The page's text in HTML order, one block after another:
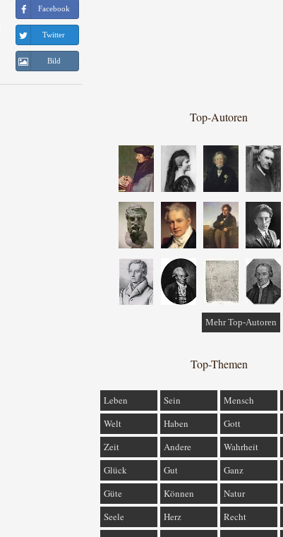
Facebook
Twitter
Bild
Top-Autoren
Mehr Top-Autoren
Top-Themen
Leben Sein Mensch
Welt
Haben Gott
Zeit
Andere Wahrheit
Glück
Gut Ganz
Güte
Können Natur
Seele
Herz Recht